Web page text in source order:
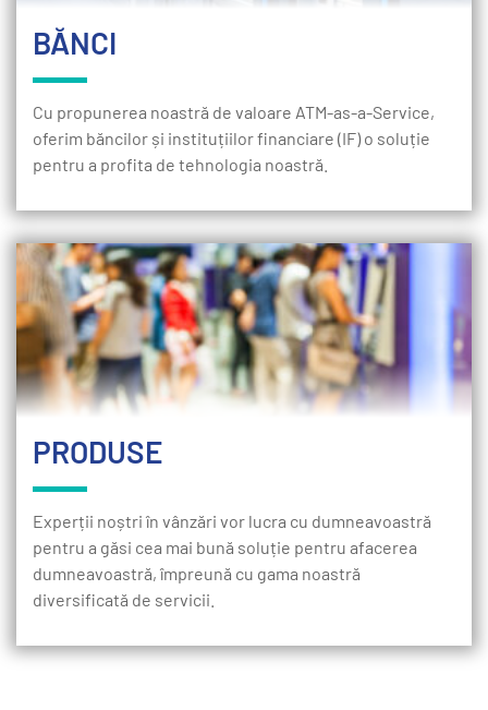
BĂNCI
Cu propunerea noastră de valoare ATM-as-a-Service,
oferim băncilor și instituțiilor financiare (IF) o soluție
pentru a profita de tehnologia noastră.
PRODUSE
Experții noștri în vânzări vor lucra cu dumneavoastră
pentru a găsi cea mai bună soluție pentru afacerea
dumneavoastră, împreună cu gama noastră
diversificată de servicii.